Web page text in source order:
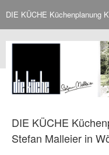
DIE KÜCHE Küchenplanung
DIE KÜCHE
Stefan Malleier in